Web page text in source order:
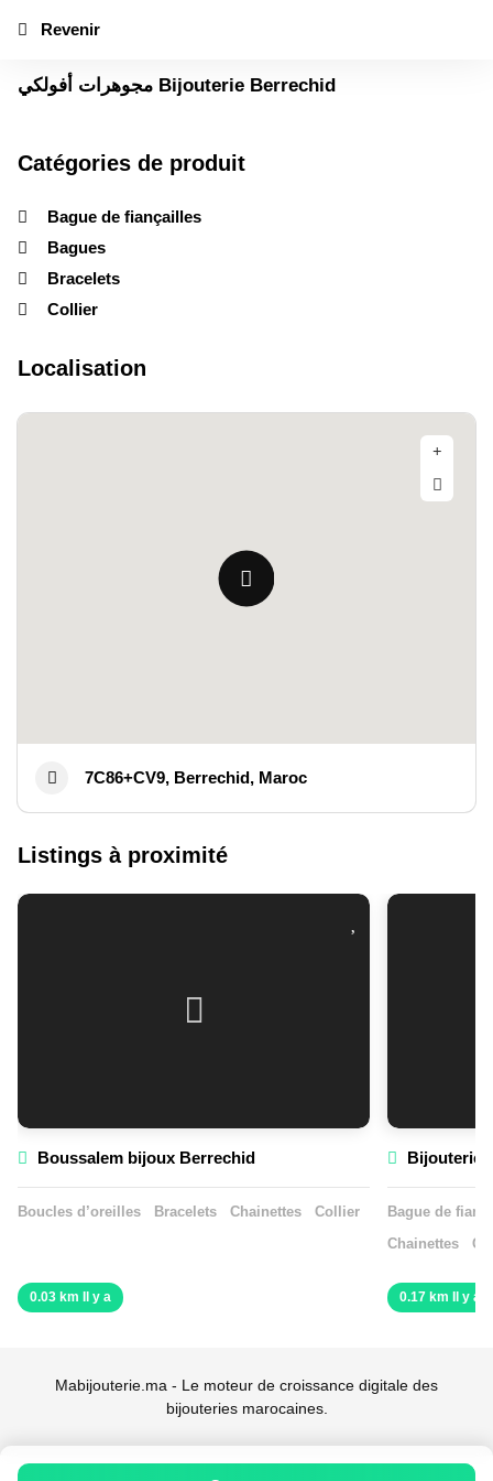
مجوهرات أفولكي Bijouterie Berrechid
Catégories de produit
Bague de fiançailles
Bagues
Bracelets
Collier
Localisation
7C86+CV9, Berrechid, Maroc
Revenir
Listings à proximité
Boussalem bijoux Berrechid
Boucles d’oreilles Bracelets Chainettes Collier
0.03 km Il y a
Bijouterie
Bague de
Chainettes
0.17 km Il y a
Mabijouterie.ma - Le moteur de croissance digitale des
bijouteries marocaines.